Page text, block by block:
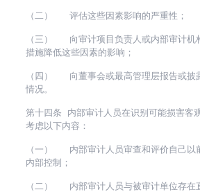
（二） 评估这些因素影响的严重性；
（三） 向审计项目负责人或内部审计机
措施降低这些因素的影响；
（四） 向董事会或最高管理层报告或披
情况。
第十四条 内部审计人员在识别可能损害客
考虑以下内容：
（一） 内部审计人员审查和评价自己以
内部控制；
（二） 内部审计人员与被审计单位存在